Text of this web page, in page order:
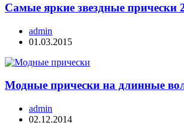
Самые яркие звездные прически
admin
01.03.2015
Модные прически на длинные
admin
02.12.2014